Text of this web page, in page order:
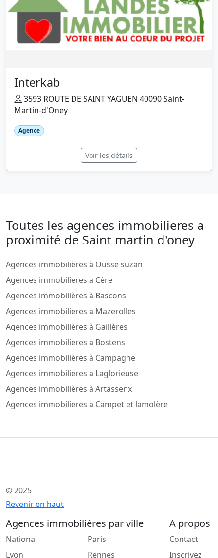
Interkab
3593 ROUTE DE SAINT YAGUEN 40090 Saint-
Martin-d'Oney
Agence
Voir les détails
Toutes les agences immobilieres a
proximité de Saint martin d'oney
Agences immobilières à Ousse suzan
Agences immobilières à Cère
Agences immobilières à Bascons
Agences immobilières à Mazerolles
Agences immobilières à Gaillères
Agences immobilières à Bostens
Agences immobilières à Campagne
Agences immobilières à Laglorieuse
Agences immobilières à Artassenx
Agences immobilières à Campet et lamolère
© 2025
Revenir en haut
Agences immobilières par ville
National
Lyon
Paris
Rennes
A propos
Contact
Inscrivez